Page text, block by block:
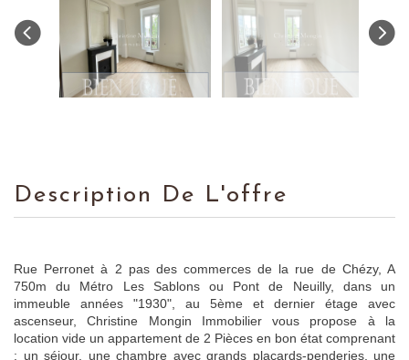
Description De L'offre
Rue Perronet à 2 pas des commerces de la rue de Chézy, A
750m du Métro Les Sablons ou Pont de Neuilly, dans un
immeuble années "1930", au 5ème et dernier étage avec
ascenseur, Christine Mongin Immobilier vous propose à la
location vide un appartement de 2 Pièces en bon état comprenant
: un séjour, une chambre avec grands placards-penderies, une